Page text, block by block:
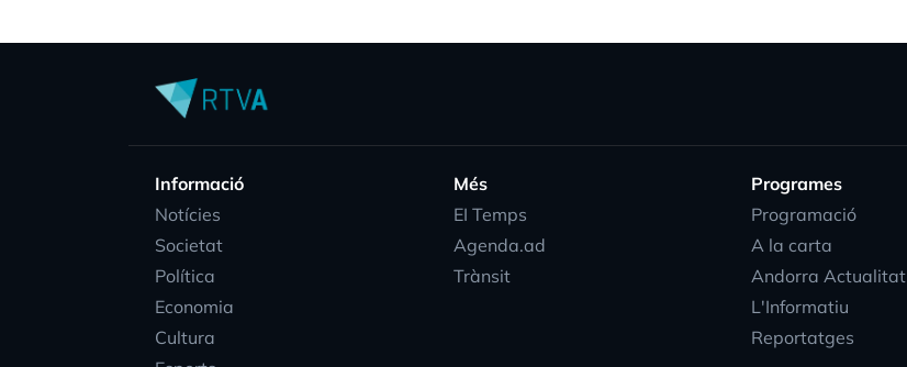
Informació
Notícies
Societat
Política
Economia
Cultura
Més
EI Temps
Agenda.ad
Trànsit
Programes
Programació
A la carta
Andorra Actualitat
L'Informatiu
Reportatges